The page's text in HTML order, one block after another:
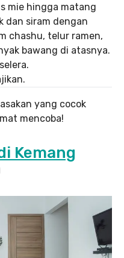
mie hingga matang
dan siram dengan
chashu, telur ramen,
bawang di atasnya.
yang cocok
mencoba!
Kemang